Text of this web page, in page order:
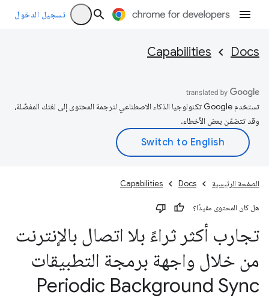
تسجيل الدخول
Docs
Capabilities
تستخدم Google تكنولوجيا الذكاء الاصطناعي لترجمة المحتوى إلى لغتك المفضّلة،
وقد تتضمّن بعض الأخطاء.
الصفحة الرئيسية Docs
Capabilities
هل كان المحتوى مفيدًا؟
تجارب أكثر ثراءً بلا اتصال بالإنترنت
من خلال واجهة برمجة التطبيقات
Periodic Background Sync